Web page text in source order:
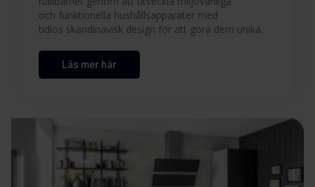
Produktbild EFU 603-90
Produktbild EFU 603-90
Ladda ner
Ladda ner alla (11) Ladda ner utvalda
och funktionella hushållsapparater med
tidlös skandinavisk design för att göra dem unika.
Läs mer här